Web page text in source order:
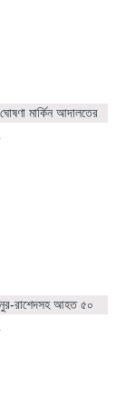
মার্কিন আদালতের
নুর-রাশেদসহ আহত ৫০